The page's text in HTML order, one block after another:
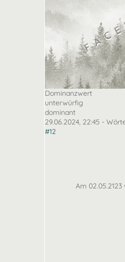
Dominanzwert
unterwürfig
dominant
29.06.2024, 22:45 -
#12
Am